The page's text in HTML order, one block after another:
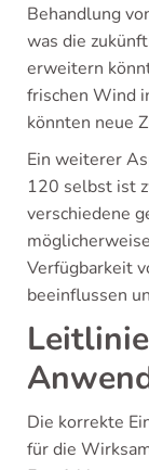
Behandlung
was die
erweitern
frischen Wind
könnten neue
Ein weiterer
120 selbst ist
verschiedene
Verfügbarkeit
beeinflussen
Die korrekte
für die